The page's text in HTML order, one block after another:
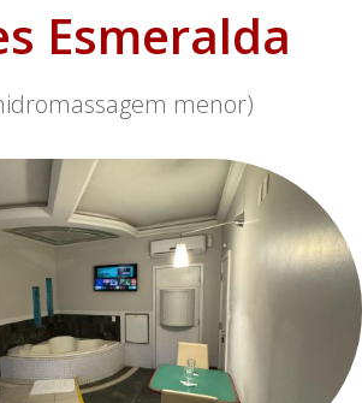
Esmeralda
menor)